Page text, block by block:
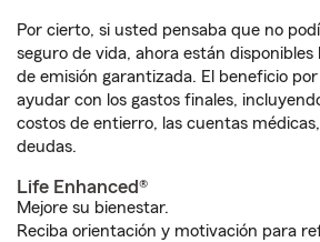
Por cierto, si usted pensaba que no
seguro de vida, ahora están disponibles
de emisión garantizada. El beneficio
ayudar con los gastos finales,
costos de entierro, las cuentas
deudas.
Life Enhanced®
Mejore su bienestar.
Reciba orientación y motivación para